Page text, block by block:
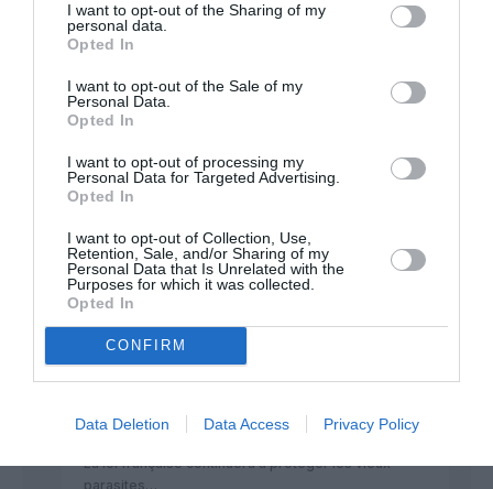
I want to opt-out of the Sharing of my
personal data.
Opted In
I want to opt-out of the Sale of my
Personal Data.
Opted In
I want to opt-out of processing my
Personal Data for Targeted Advertising.
Opted In
I want to opt-out of Collection, Use,
Retention, Sale, and/or Sharing of my
Personal Data that Is Unrelated with the
Purposes for which it was collected.
Opted In
CONFIRM
Data Deletion Data Access Privacy Policy
Postanote
Tout à fait, Emac.
Mais pas seulement ce syndicat corporatiste.
propres dans leur approche.
Et si 5000 chômeurs de plus en France n’est jamais
une bonne nouvelle, combien se sont posé cette
question lorsque les autres Cies françaises ont été
sacrifiées pour faire survivre AF. Et envoyé des
milliers de professionnels au chômage.
seront sacrifiés, ceux qui majoritairement se battent
La loi française continuera à protéger les vieux
parasites…